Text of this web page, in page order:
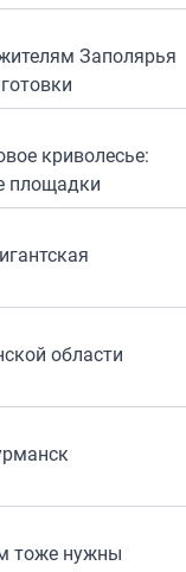
Заполярья
криволесье:
площадки
области
тоже нужны